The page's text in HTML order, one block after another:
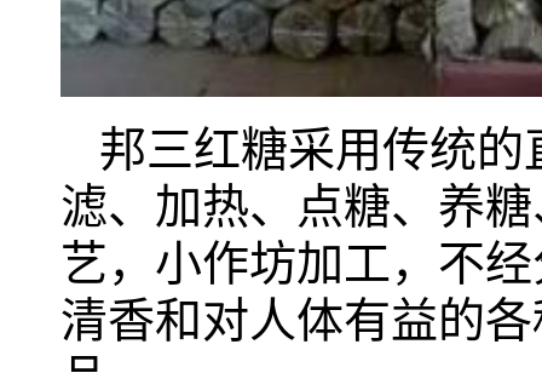
邦三红糖采用传统
滤、加热、点糖、养
艺，小作坊加工，不
清香和对人体有益的